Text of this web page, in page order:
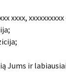
xxxx,
Jums ir